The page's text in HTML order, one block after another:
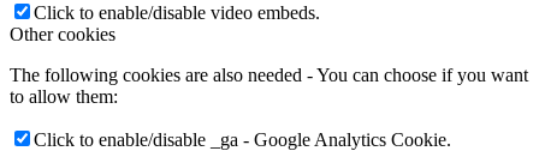
Click to enable/disable video embeds.
Other cookies
The following cookies are also needed - You can choose if you want
to allow them:
Click to enable/disable _ga - Google Analytics Cookie.